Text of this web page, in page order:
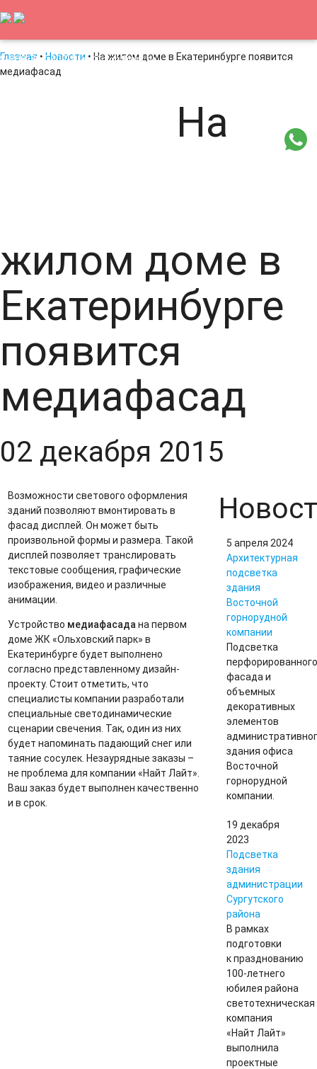
8-800-707-607-9led@nightlight.ru
Главная • Новости • На жилом доме в Екатеринбурге появится
медиафасад
На
жилом доме в
Екатеринбурге
появится
медиафасад
02 декабря 2015
Возможности светового оформления
зданий позволяют вмонтировать в
фасад дисплей. Он может быть
произвольной формы и размера. Такой
дисплей позволяет транслировать
текстовые сообщения, графические
изображения, видео и различные
анимации.
Устройство медиафасада на первом
доме ЖК «Ольховский парк» в
Екатеринбурге будет выполнено
согласно представленному дизайн-
проекту. Стоит отметить, что
специалисты компании разработали
специальные светодинамические
сценарии свечения. Так, один из них
будет напоминать падающий снег или
таяние сосулек. Незаурядные заказы –
не проблема для компании «Найт Лайт».
Ваш заказ будет выполнен качественно
и в срок.
5 апреля 2024
Архитектурная
подсветка
здания
Восточной
горнорудной
компании
Подсветка
перфорированного
фасада и
объемных
декоративных
элементов
здания офиса
Восточной
горнорудной
компании.
19 декабря
2023
Подсветка
здания
администрации
Сургутского
района
В рамках
подготовки
к празднованию
100-летнего
юбилея района
светотехническая
компания
«Найт Лайт»
выполнила
проектные